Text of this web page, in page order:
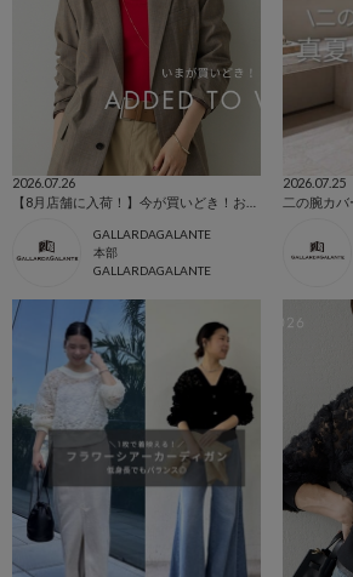
2026.07.26
GALLARDAGALANTE
本部
GALLARDAGALANTE
2026.07.25